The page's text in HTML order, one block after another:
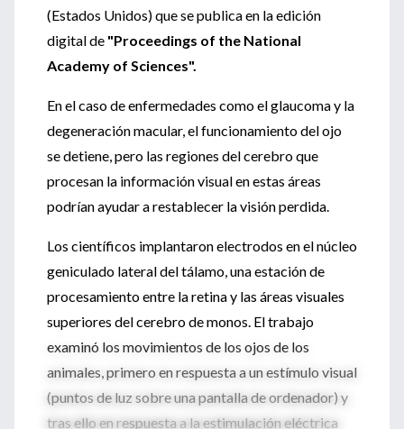
(Estados Unidos) que se publica en la edición
digital de "Proceedings of the National
Academy of Sciences".
En el caso de enfermedades como el glaucoma y la
degeneración macular, el funcionamiento del ojo
se detiene, pero las regiones del cerebro que
procesan la información visual en estas áreas
podrían ayudar a restablecer la visión perdida.
Los científicos implantaron electrodos en el núcleo
geniculado lateral del tálamo, una estación de
procesamiento entre la retina y las áreas visuales
superiores del cerebro de monos. El trabajo
examinó los movimientos de los ojos de los
animales, primero en respuesta a un estímulo visual
(puntos de luz sobre una pantalla de ordenador) y
tras ello en respuesta a la estimulación eléctrica